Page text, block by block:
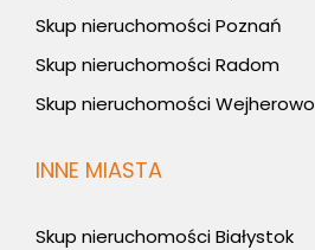
Skup nieruchomości Poznań
Skup nieruchomości Radom
Skup nieruchomości Wejherowo
INNE MIASTA
Skup nieruchomości Białystok